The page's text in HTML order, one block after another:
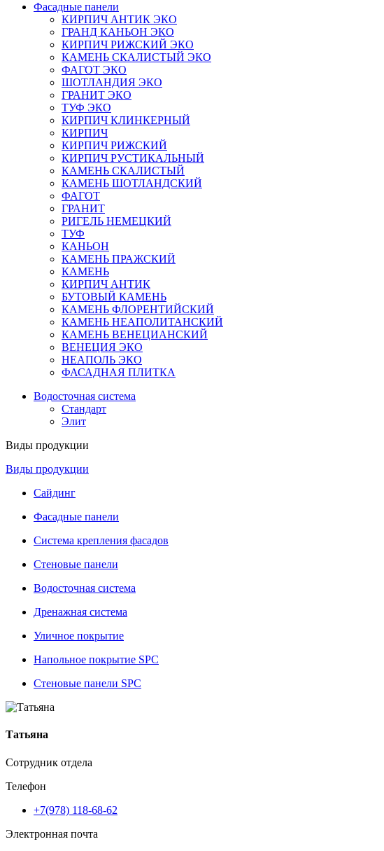
Фасадные панели
КИРПИЧ АНТИК ЭКО
ГРАНД КАНЬОН ЭКО
КИРПИЧ РИЖСКИЙ ЭКО
КАМЕНЬ СКАЛИСТЫЙ ЭКО
ФАГОТ ЭКО
ШОТЛАНДИЯ ЭКО
ГРАНИТ ЭКО
ТУФ ЭКО
КИРПИЧ КЛИНКЕРНЫЙ
КИРПИЧ
КИРПИЧ РИЖСКИЙ
КИРПИЧ РУСТИКАЛЬНЫЙ
КАМЕНЬ СКАЛИСТЫЙ
КАМЕНЬ ШОТЛАНДСКИЙ
ФАГОТ
ГРАНИТ
РИГЕЛЬ НЕМЕЦКИЙ
ТУФ
КАНЬОН
КАМЕНЬ ПРАЖСКИЙ
КАМЕНЬ
КИРПИЧ АНТИК
БУТОВЫЙ КАМЕНЬ
КАМЕНЬ ФЛОРЕНТИЙСКИЙ
КАМЕНЬ НЕАПОЛИТАНСКИЙ
КАМЕНЬ ВЕНЕЦИАНСКИЙ
ВЕНЕЦИЯ ЭКО
НЕАПОЛЬ ЭКО
ФАСАДНАЯ ПЛИТКА
Водосточная система
Стандарт
Элит
Виды продукции
Виды продукции
Сайдинг
Фасадные панели
Система крепления фасадов
Стеновые панели
Водосточная система
Дренажная система
Уличное покрытие
Напольное покрытие SPC
Стеновые панели SPC
Татьяна
Сотрудник отдела
Телефон
+7(978) 118-68-62
Электронная почта